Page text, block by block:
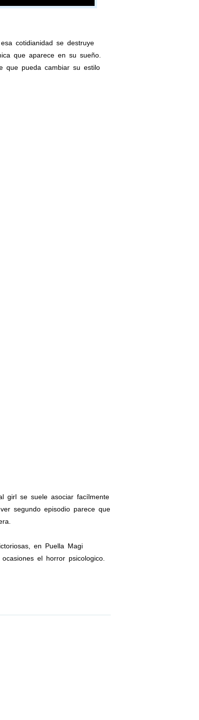
cotidianidad se destruye
que aparece en su sueño.
que pueda cambiar su estilo
girl se suele asociar facílmente
segundo episodio parece que
en Puella Magi
el horror psicologico.